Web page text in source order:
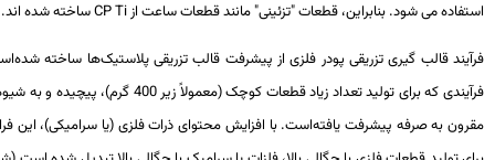
می شود. بنابراین، قطعات "تزئینی" مانند قطعات ساعت ازCP Tiساخته شده اند.
قالب گیری تزریقی پودر فلزی از پیشرفت قالب تزریقی پلاستیک‌ها ساخته شده‌است،
فرآیندی که برای تولید تعداد زیاد قطعات کوچک (معمولاً زیر 400 گرم)، پیچیده و به شیوه‌ای
به صرفه پیشرفت یافته‌است. با افزایش محتوای ذرات فلزی (یا سرامیکی)، این فرایند